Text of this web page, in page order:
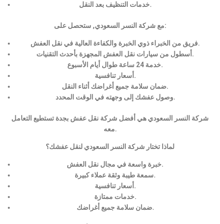
خدمات التنظيف بعد النقل.
مع شركة النسر السعودي, ستحصل على:
فريق من الخبراء ذوي الخبرة والكفاءة العالية في نقل العفش.
أسطول من سيارات نقل العفش المجهزة بأحدث التقنيات.
خدمة 24 ساعة طوال أيام الأسبوع.
أسعار تنافسية.
ضمان سلامة جميع أغراضك أثناء النقل.
وصول عفشك إلى وجهته في الوقت المحدد.
شركة النسر السعودي هي أفضل شركة نقل عفش بجدة تستطيع التعامل
معه.
لماذا تختار شركة النسر السعودي لنقل عفشك؟
خبرة واسعة في مجال نقل العفش.
سمعة طيبة وثقة عملاء كبيرة.
أسعار تنافسية.
خدمات ممتازة.
ضمان سلامة جميع أغراضك.